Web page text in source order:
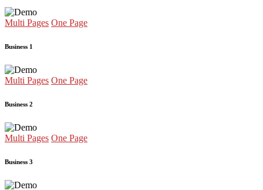
Multi Pages One Page
Business 1
Multi Pages One Page
Business 2
Multi Pages One Page
Business 3